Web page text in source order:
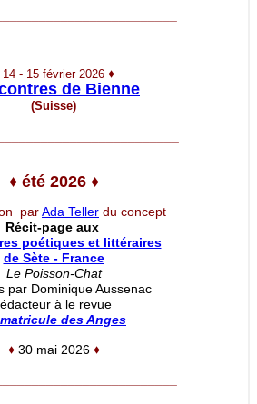
14 - 15 février 2026 ♦
de Bienne
(Suisse)
♦été 2026 ♦
parAda Teller du concept
Récit-page aux
poétiques et littéraires
de Sète - France
Le Poisson-Chat
par Dominique Aussenac
à le revue
des Anges
♦ 30 mai 2026 ♦